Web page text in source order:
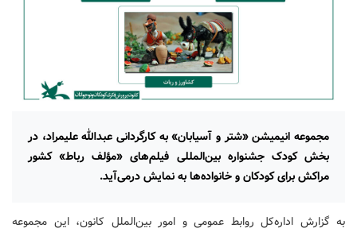
مجموعه انیمیشن «شتر و آسیابان» به کارگردانی عبدالله علیمراد، در
بخش کودک جشنواره بین‌المللی فیلم‌های «مؤلف رباط» کشور
مراکش برای کودکان و خانواده‌ها به نمایش درمی‌آید.
به گزارش اداره‌کل روابط عمومی و امور بین‌الملل کانون، این مجموعه